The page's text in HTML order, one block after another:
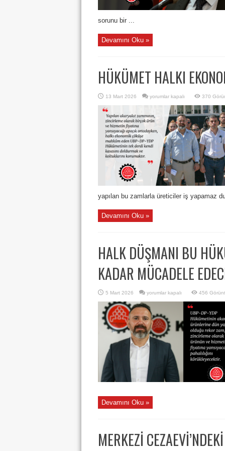
sorunu bir ...
Devamını Oku »
HÜKÜMET HALKI
13 Mart 2026
HÜKÜMET
EKONOMİK
ÇÖKÜŞE
MAHKUM
ETMİŞTİR
için
yorumlar kapalı 370
yapılan bu zamlarla üreticiler iş yapamaz
Devamını Oku »
HALK DÜŞMANI BU
KADAR MÜCADELE
5 Mart 2026
HALK
BU
HÜKÜMET
İKTİDARDAN
GİDİNCEYE
KADAR
MÜCADELE
EDECEĞİZ
için
yorumlar kapalı 456
Devamını Oku »
MERKEZİ